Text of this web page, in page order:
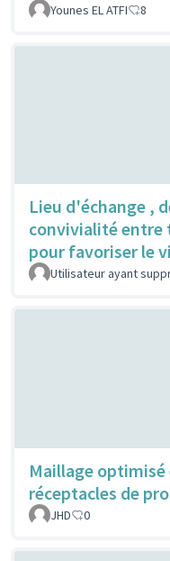
Younes EL ATFI 8
Lieu d'échange ,
convivialité entre
pour favoriser le
Utilisateur ayant
Maillage
réceptacles de
JHD 0